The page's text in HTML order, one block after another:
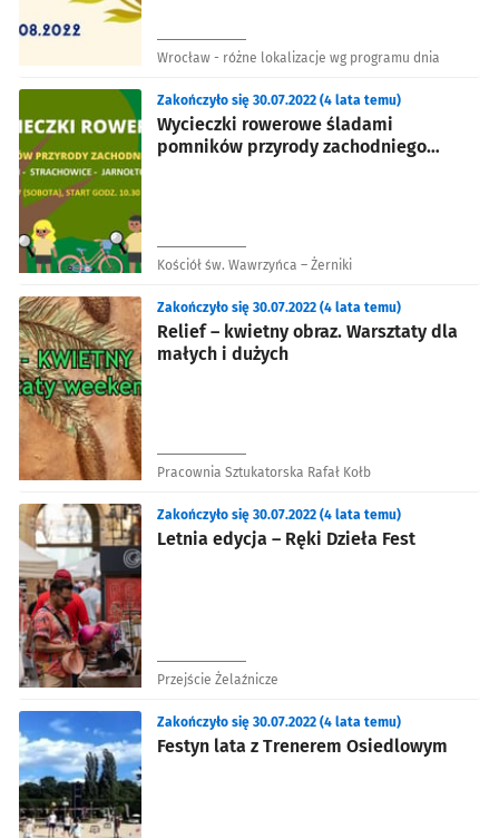
Wrocław - różne lokalizacje wg programu dnia
Wycieczki rowerowe śladami
pomników przyrody zachodniego
Zakończyło się 30.07.2022 (4 lata temu)
Kościół św. Wawrzyńca – Żerniki
Relief – kwietny obraz. Warsztaty dla
małych i dużych
Zakończyło się 30.07.2022 (4 lata temu)
Pracownia Sztukatorska Rafał Kołb
Letnia edycja – Ręki Dzieła Fest
Zakończyło się 30.07.2022 (4 lata temu)
Przejście Żelaźnicze
Festyn lata z Trenerem Osiedlowym
Zakończyło się 30.07.2022 (4 lata temu)